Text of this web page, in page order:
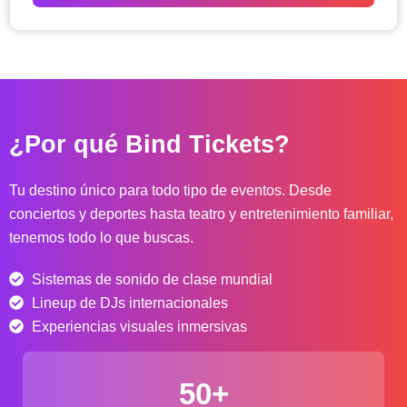
d
p
c
i
s
:
d
d
$
¿Por qué Bind Tickets?
Tu destino único para todo tipo de eventos. Desde
conciertos y deportes hasta teatro y entretenimiento familiar,
tenemos todo lo que buscas.
Sistemas de sonido de clase mundial
Lineup de DJs internacionales
Experiencias visuales inmersivas
50+